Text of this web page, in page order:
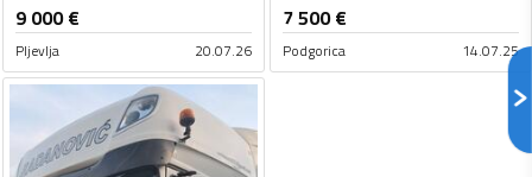
9 000€
Pljevlja 20.07.26
7 500€
Podgorica 14.07.25